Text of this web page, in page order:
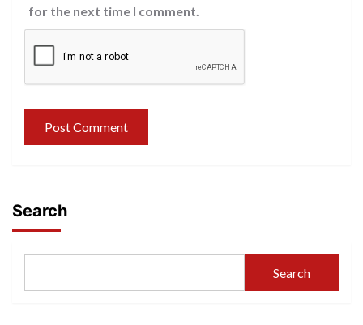
for the next time I comment.
Search
Search